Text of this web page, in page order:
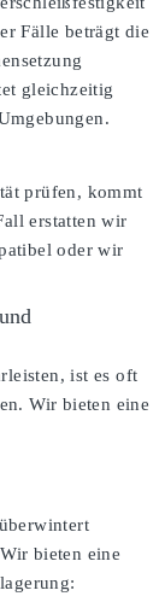
Fälle beträgt die
gleichzeitig
prüfen, kommt
erstatten wir
oder wir
ist es oft
Wir bieten eine
bieten eine